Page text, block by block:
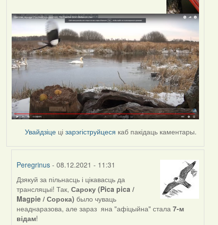
Увайдзіце цізарэгіструйцеся каб пакідаць каментары.
Peregrinus - 08.12.2021 - 11:31
In
reply
to
by
svyat08
Дзякуй за пільнасць і цікавасць да
трансляцыі! Так,Сароку (Pica pica /
Magpie / Сорока) было чуваць
неаднаразова, але зараз яна "афіцыйна" стала7-м
відам!